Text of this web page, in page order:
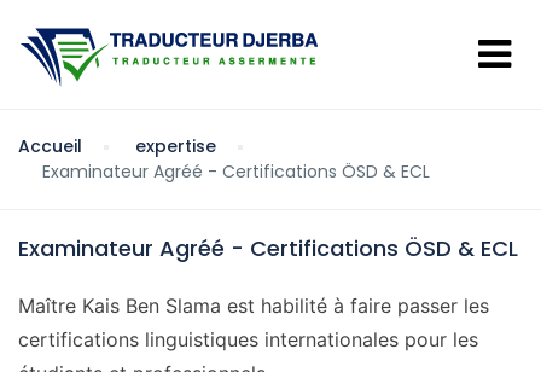
Accueil
expertise
Examinateur Agréé - Certifications ÖSD & ECL
Examinateur Agréé - Certifications ÖSD & ECL
Maître Kais Ben Slama est habilité à faire passer les
certifications linguistiques internationales pour les